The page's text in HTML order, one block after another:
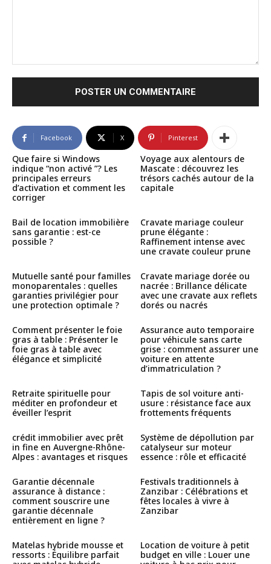
Facebook X Pinterest
Que faire si Windows
indique “non activé ”? Les
principales erreurs
d’activation et comment les
corriger
Voyage aux alentours de
Mascate : découvrez les
trésors cachés autour de la
capitale
Bail de location immobilière
sans garantie : est-ce
possible ?
Cravate mariage couleur
prune élégante :
Raffinement intense avec
une cravate couleur prune
Mutuelle santé pour familles
monoparentales : quelles
garanties privilégier pour
une protection optimale ?
Cravate mariage dorée ou
nacrée : Brillance délicate
avec une cravate aux reflets
dorés ou nacrés
Comment présenter le foie
gras à table : Présenter le
foie gras à table avec
élégance et simplicité
Assurance auto temporaire
pour véhicule sans carte
grise : comment assurer une
voiture en attente
d’immatriculation ?
Retraite spirituelle pour
méditer en profondeur et
éveiller l’esprit
Tapis de sol voiture anti-
usure : résistance face aux
frottements fréquents
crédit immobilier avec prêt
in fine en Auvergne-Rhône-
Alpes : avantages et risques
Système de dépollution par
catalyseur sur moteur
essence : rôle et efficacité
Garantie décennale
assurance à distance :
comment souscrire une
garantie décennale
entièrement en ligne ?
Festivals traditionnels à
Zanzibar : Célébrations et
fêtes locales à vivre à
Zanzibar
Matelas hybride mousse et
ressorts : Équilibre parfait
Location de voiture à petit
budget en ville : Louer une